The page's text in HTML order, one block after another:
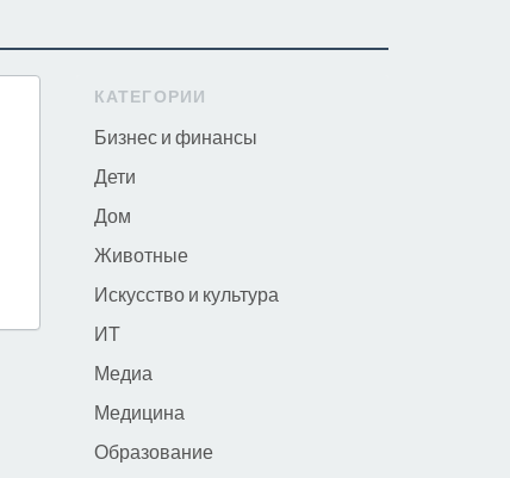
КАТЕГОРИИ
Бизнес и финансы
Дети
Дом
Животные
Искусство и культура
ИТ
Медиа
Медицина
Образование